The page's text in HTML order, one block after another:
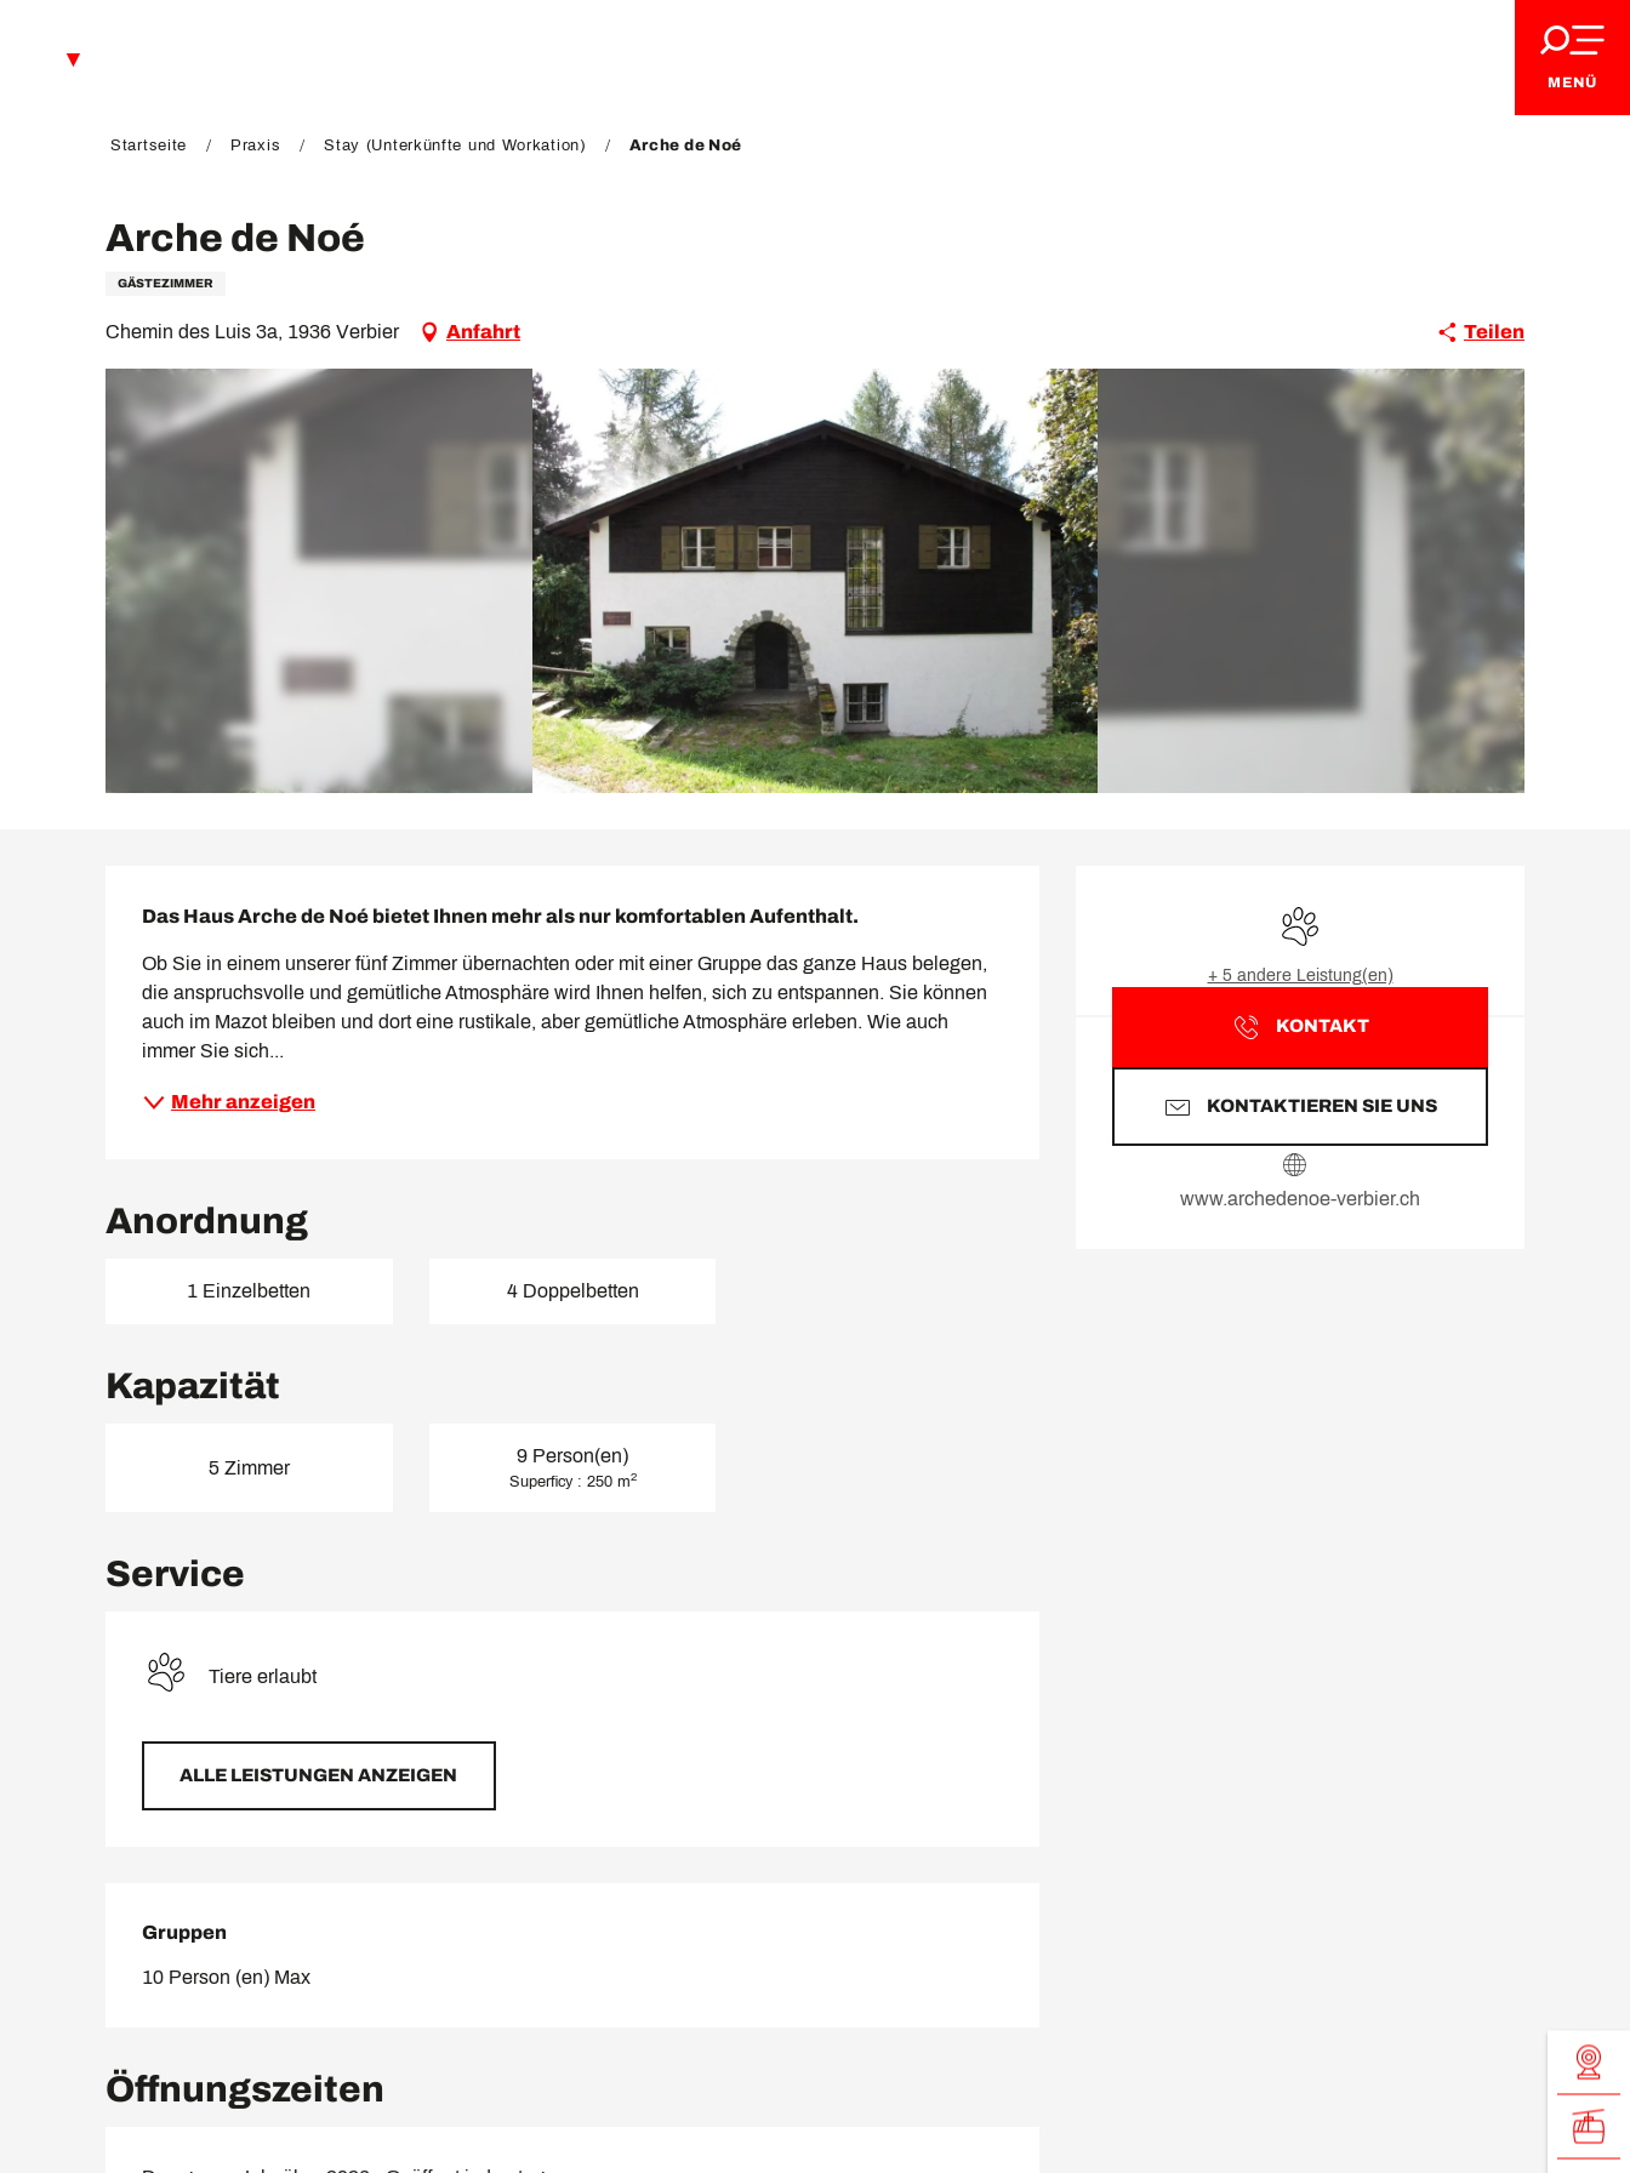
MENÜ
Startseite Praxis Stay (Unterkünfte und Workation) Arche de Noé
Arche de Noé
GÄSTEZIMMER
Chemin des Luis 3a, 1936 Verbier Anfahrt Teilen
Öffnungszeiten &
Tiere erlaubt
+ 5 andere Leistung(en)
KONTAKT
KONTAKTIEREN SIE UNS
www.archedenoe-verbier.ch
Das Haus Arche de Noé bietet Ihnen mehr als nur komfortablen Aufenthalt.
Ob Sie in einem unserer fünf Zimmer übernachten oder mit einer Gruppe das ganze Haus belegen,
die anspruchsvolle und gemütliche Atmosphäre wird Ihnen helfen, sich zu entspannen. Sie können
auch im Mazot bleiben und dort eine rustikale, aber gemütliche Atmosphäre erleben. Wie auch
immer Sie sich...
Mehr anzeigen
Anordnung
1 Einzelbetten 4 Doppelbetten
Kapazität
5 Zimmer
9 Person(en)
Superficy : 250 m2
Service
Tiere erlaubt
ALLE LEISTUNGEN ANZEIGEN
Gruppen
Gruppen
10 Person (en) Max
Öffnungszeiten